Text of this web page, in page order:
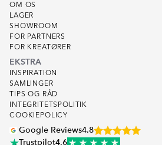
OM OS
LAGER
SHOWROOM
FOR PARTNERS
FOR KREATØRER
EKSTRA
INSPIRATION
SAMLINGER
TIPS OG RÅD
INTEGRITETSPOLITIK
COOKIEPOLICY
Google Reviews4.8
Trustpilot4.6